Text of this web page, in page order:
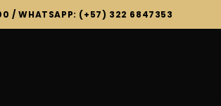
/ WHATSAPP: (+57) 322 6847353